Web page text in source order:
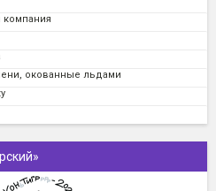
компания
окованные льдами